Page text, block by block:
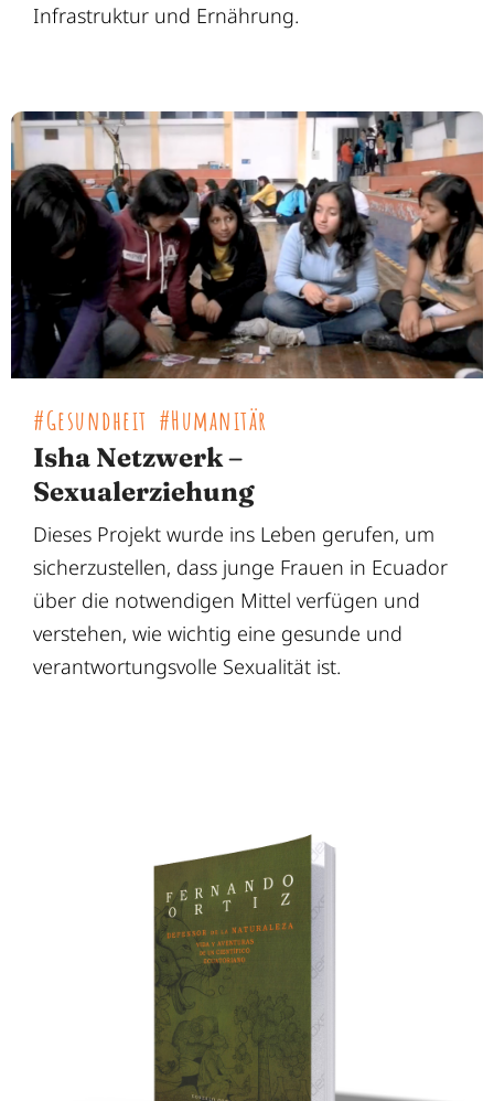
Infrastruktur und Ernährung.
#Gesundheit #Humanitär
Isha Netzwerk –
Sexualerziehung
Dieses Projekt wurde ins Leben gerufen, um
sicherzustellen, dass junge Frauen in Ecuador
über die notwendigen Mittel verfügen und
verstehen, wie wichtig eine gesunde und
verantwortungsvolle Sexualität ist.